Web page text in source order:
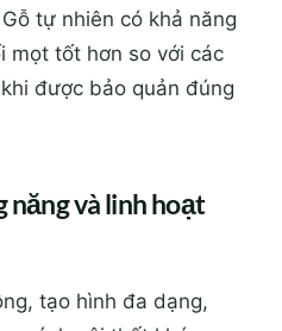
tự nhiên có khả năng
mọt tốt hơn so với các
được bảo quản đúng
năng và linh hoạt
tạo hình đa dạng,